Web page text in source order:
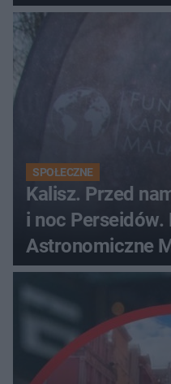
SPOŁECZNE
Kalisz. Przed
i noc Perseidów.
Astronomiczne
na wspólne